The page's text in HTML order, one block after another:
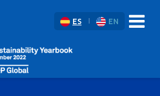
ES EN